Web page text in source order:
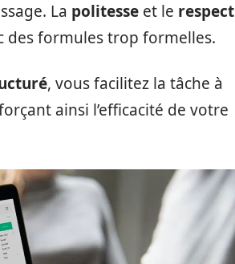
La politesse et le respect
des formules trop formelles.
, vous facilitez la tâche à
ainsi l’efficacité de votre